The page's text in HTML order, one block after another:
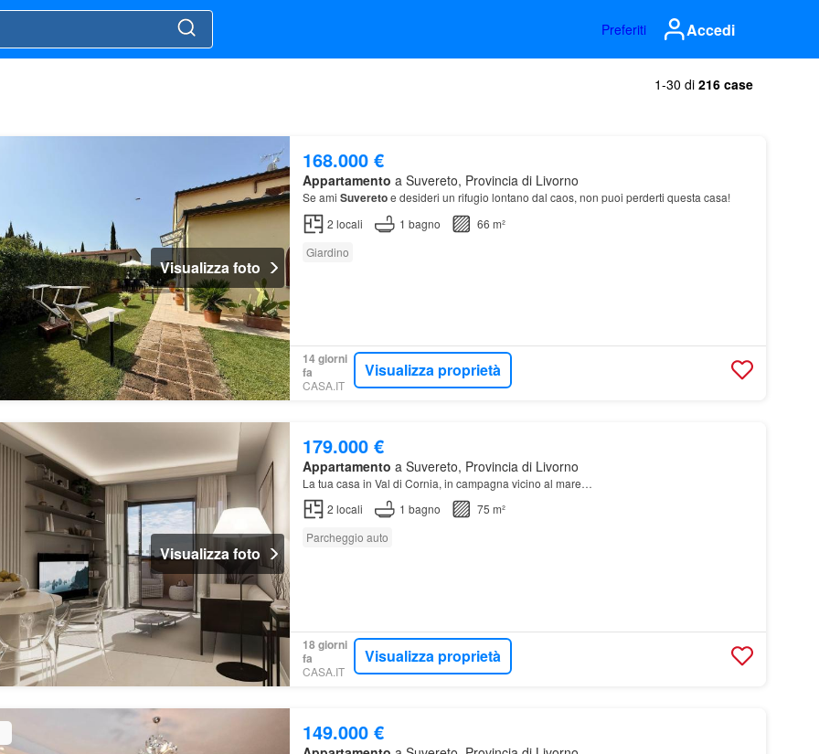
Preferiti Accedi
1-30 di 216 case
Visualizza foto
168.000 €
Appartamento a Suvereto, Provincia di Livorno
Se ami Suveretoe desideri un rifugio lontano dal caos, non puoi perderti questa casa!
2 locali 1 bagno
66 m²
Giardino
14 giorni
fa
CASA.IT
Visualizza proprietà
Visualizza foto
179.000 €
Appartamento a Suvereto, Provincia di Livorno
La tua casa in Val di Cornia, in campagna vicino al mare…
2 locali 1 bagno
75 m²
Parcheggio auto
18 giorni
fa
CASA.IT
Visualizza proprietà
149.000 €